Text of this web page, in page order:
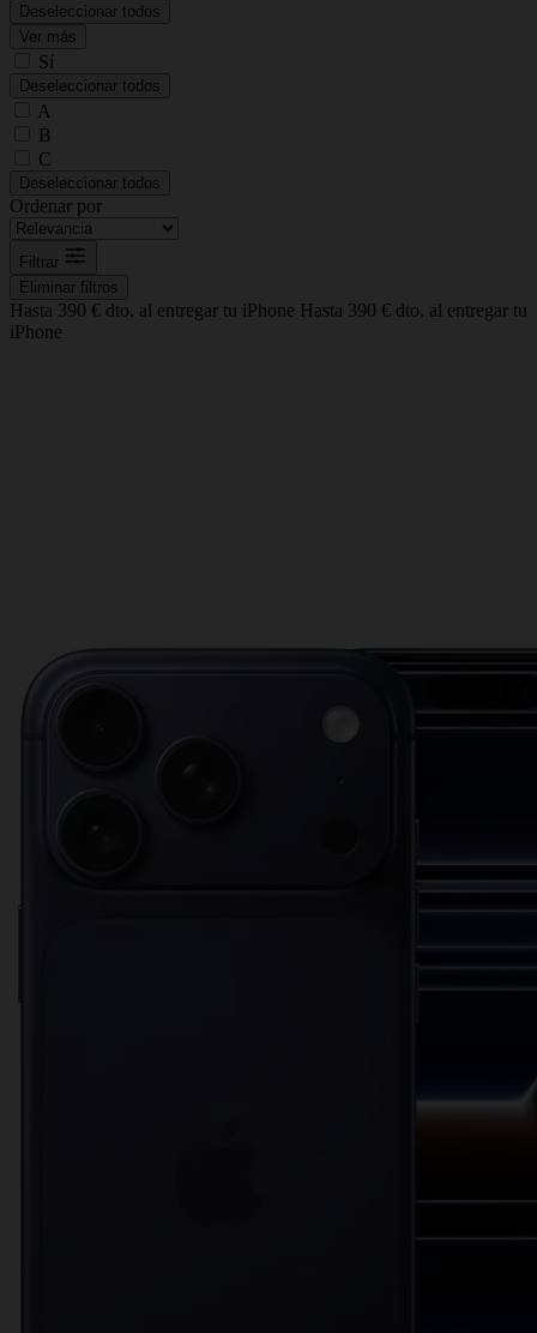
Deseleccionar todos
Ver más
Sí
Deseleccionar todos
A
B
C
Deseleccionar todos
Ordenar por
Filtrar
Eliminar filtros
Hasta 390 € dto. al entregar tu iPhone Hasta 390 € dto. al entregar tu
iPhone